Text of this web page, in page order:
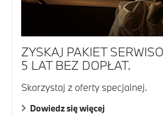
ZYSKAJ PAKIET
5 LAT BEZ DOPŁAT.
Skorzystaj z oferty specjalnej.
Dowiedz się więcej